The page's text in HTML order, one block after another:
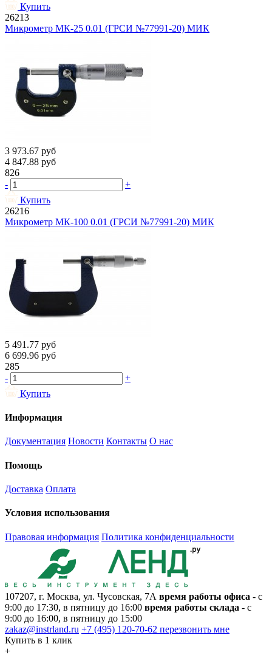
Купить
26213
Микрометр МК-25 0.01 (ГРСИ №77991-20) МИК
3 973.67 руб
4 847.88 руб
826
-
+
Купить
26216
Микрометр МК-100 0.01 (ГРСИ №77991-20) МИК
5 491.77 руб
6 699.96 руб
285
-
+
Купить
Информация
Документация Новости Контакты О нас
Помощь
Доставка Оплата
Условия использования
Правовая информация Политика конфиденциальности
107207, г. Москва, ул. Чусовская, 7А время работы офиса - с
9:00 до 17:30, в пятницу до 16:00 время работы склада - с
9:00 до 16:00, в пятницу до 15:00
zakaz@instrland.ru +7 (495) 120-70-62 перезвонить мне
Купить в 1 клик
+